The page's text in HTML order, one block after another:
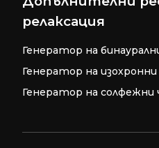
релаксация
Генератор на
Генератор на
Генератор на